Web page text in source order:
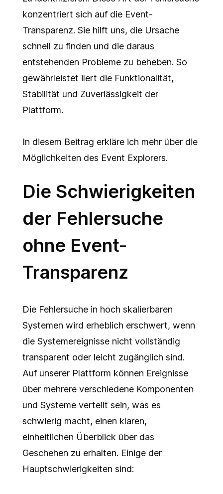
konzentriert sich auf die Event-
Transparenz. Sie hilft uns, die Ursache
schnell zu finden und die daraus
entstehenden Probleme zu beheben. So
gewährleistet ilert die Funktionalität,
Stabilität und Zuverlässigkeit der
Plattform.
In diesem Beitrag erkläre ich mehr über die
Möglichkeiten des Event Explorers.
Die Schwierigkeiten
der Fehlersuche
ohne Event-
Transparenz
Die Fehlersuche in hoch skalierbaren
Systemen wird erheblich erschwert, wenn
die Systemereignisse nicht vollständig
transparent oder leicht zugänglich sind.
Auf unserer Plattform können Ereignisse
über mehrere verschiedene Komponenten
und Systeme verteilt sein, was es
schwierig macht, einen klaren,
einheitlichen Überblick über das
Geschehen zu erhalten. Einige der
Hauptschwierigkeiten sind: